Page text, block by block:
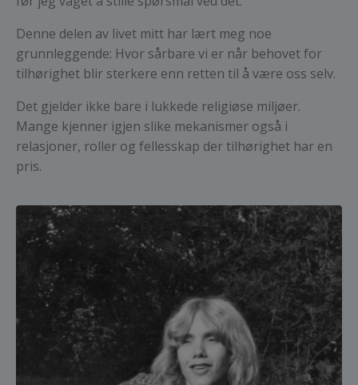
Denne delen av livet mitt har lært meg noe
grunnleggende: Hvor sårbare vi er når behovet for
tilhørighet blir sterkere enn retten til å være oss selv.
Det gjelder ikke bare i lukkede religiøse miljøer.
Mange kjenner igjen slike mekanismer også i
relasjoner, roller og fellesskap der tilhørighet har en
pris.